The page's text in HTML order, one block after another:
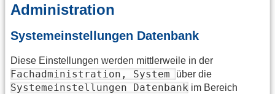
Administration
Systemeinstellungen Datenbank
Diese Einstellungen werden mittlerweile in der
Fachadministration, System über die
Systemeinstellungen Datenbank im Bereich